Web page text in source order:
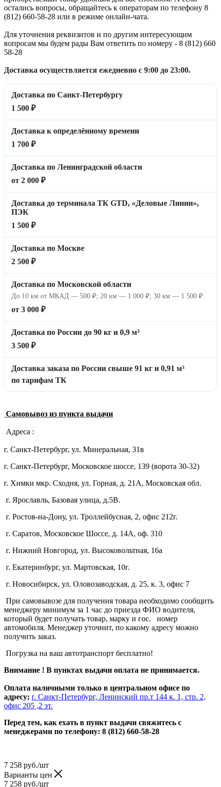
остались вопросы, обращайтесь к операторам по телефону 8
(812) 660-58-28 или в режиме онлайн-чата.
Для уточнения реквизитов и по другим интересующим
вопросам мы будем рады Вам ответить по номеру - 8 (812) 660
58-28
Доставка осуществляется ежедневно с 9:00 до 23:00.
Доставка по Санкт-Петербургу
1 500 ₽
Доставка к определённому времени
1 700 ₽
Доставка по Ленинградской области
от 2 000 ₽
Доставка до терминала ТК GTD, «Деловые Линии»,
ПЭК
1 500 ₽
Доставка по Москве
2 500 ₽
Доставка по Московской области
До 10 км от МКАД — 500 ₽; 20 км — 1 000 ₽; 30 км — 1 500 ₽.
от 3 000 ₽
Доставка по России до 90 кг и 0,9 м³
3 500 ₽
Доставка заказа по России свыше 91 кг и 0,91 м³
по тарифам ТК
Самовывоз из пункта выдачи
Адреса :
г. Санкт-Петербург, ул. Минеральная, 31в
г. Санкт-Петербург, Московское шоссе, 139 (ворота 30-32)
г. Химки мкр. Сходня, ул. Горная, д. 21А, Московская обл.
г. Ярославль, Базовая улица, д.5В.
г. Ростов-на-Дону, ул. Троллейбусная, 2, офис 212г.
г. Саратов, Московское Шоссе, д. 14А, оф. 310
г. Нижний Новгород, ул. Высоковольтная, 16а
г. Екатеринбург, ул. Мартовская, 10г.
г. Новосибирск, ул. Оловозаводская, д. 25, к. 3, офис 7
При самовывозе для получения товара необходимо сообщить
менеджеру минимум за 1 час до приезда ФИО водителя,
который будет получать товар, марку и гос. номер
автомобиля. Менеджер уточнит, по какому адресу можно
получить заказ.
Погрузка на ваш автотранспорт бесплатно!
Внимание ! В пунктах выдачи оплата не принимается.
Оплата наличными только в центральном офисе по
адресу; г. Санкт-Петербург, Ленинский пр.т 144 к. 1, стр. 2,
офис 205 ,2 эт.
Перед тем, как ехать в пункт выдачи свяжитесь с
менеджерами по телефону: 8 (812) 660-58-28
7 258 руб./шт
Варианты цен
7 258 руб./шт